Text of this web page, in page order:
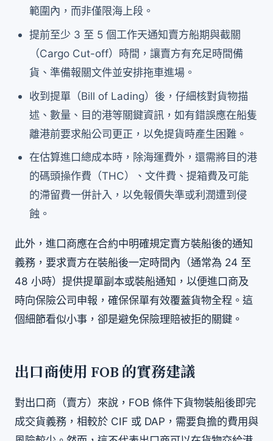
範圍內，而非僅限海上段。
提前至少 3 至 5 個工作天通知賣方船期與截關
（Cargo Cut-off）時間，讓賣方有充足時間備
貨、準備報關文件並安排拖車進場。
收到提單（Bill of Lading）後，仔細核對貨物描
述、數量、目的港等關鍵資訊，如有錯誤應在船隻
離港前要求船公司更正，以免提貨時產生困難。
在估算進口總成本時，除海運費外，還需將目的港
的碼頭操作費（THC）、文件費、提箱費及可能
的滯留費一併計入，以免報價失準或利潤遭到侵
蝕。
此外，進口商應在合約中明確規定賣方裝船後的通知
義務，要求賣方在裝船後一定時間內（通常為 24 至
48 小時）提供提單副本或裝船通知，以便進口商及
時向保險公司申報，確保保單有效覆蓋貨物全程。這
個細節看似小事，卻是避免保險理賠被拒的關鍵。
出口商使用 FOB 的實務建議
對出口商（賣方）來說，FOB 條件下貨物裝船後即完
成交貨義務，相較於 CIF 或 DAP，需要負擔的費用與